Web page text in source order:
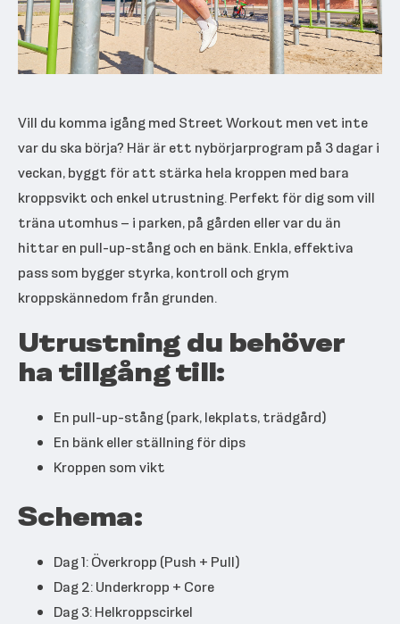
Vill du komma igång med Street Workout men vet inte
var du ska börja? Här är ett nybörjarprogram på 3 dagar i
veckan, byggt för att stärka hela kroppen med bara
kroppsvikt och enkel utrustning. Perfekt för dig som vill
träna utomhus – i parken, på gården eller var du än
hittar en pull-up-stång och en bänk. Enkla, effektiva
pass som bygger styrka, kontroll och grym
kroppskännedom från grunden.
Utrustning du behöver
ha tillgång till:
En pull-up-stång (park, lekplats, trädgård)
En bänk eller ställning för dips
Kroppen som vikt
Schema:
Dag 1: Överkropp (Push + Pull)
Dag 2: Underkropp + Core
Dag 3: Helkroppscirkel